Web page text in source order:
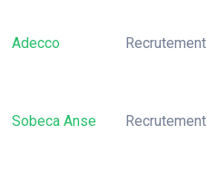
Adecco Recrutement
Sobeca Anse Recrutement